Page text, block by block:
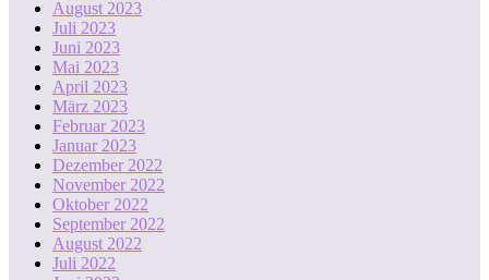
August 2023
Juli 2023
Juni 2023
Mai 2023
April 2023
März 2023
Februar 2023
Januar 2023
Dezember 2022
November 2022
Oktober 2022
September 2022
August 2022
Juli 2022